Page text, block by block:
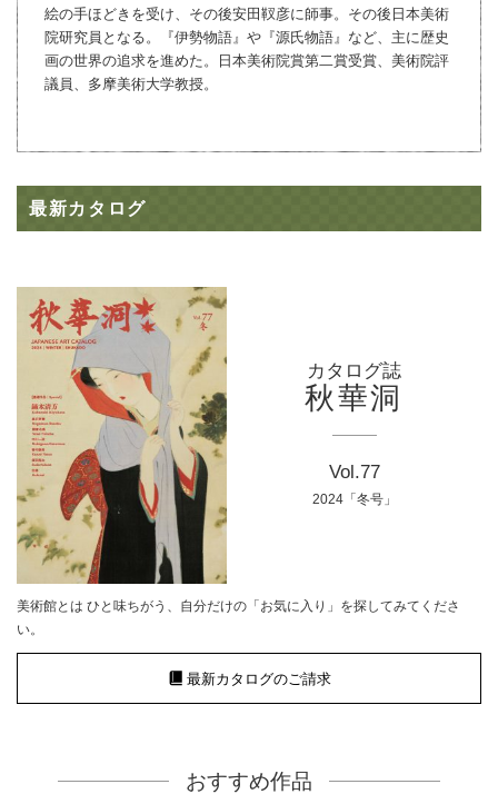
絵の手ほどきを受け、その後安田靫彦に師事。その後日本美術
院研究員となる。『伊勢物語』や『源氏物語』など、主に歴史
画の世界の追求を進めた。日本美術院賞第二賞受賞、美術院評
議員、多摩美術大学教授。
最新カタログ
カタログ誌
秋華洞
Vol.77
2024「冬号」
美術館とは ひと味ちがう、自分だけの「お気に入り」を探してみてくださ
い。
最新カタログのご請求
おすすめ作品